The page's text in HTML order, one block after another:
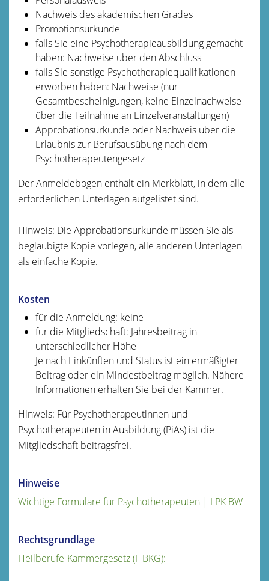
Nachweis des akademischen Grades
Promotionsurkunde
falls Sie eine Psychotherapieausbildung gemacht
haben: Nachweise über den Abschluss
falls Sie sonstige Psychotherapiequalifikationen
erworben haben: Nachweise (nur
Gesamtbescheinigungen, keine Einzelnachweise
über die Teilnahme an Einzelveranstaltungen)
Approbationsurkunde oder Nachweis über die
Erlaubnis zur Berufsausübung nach dem
Psychotherapeutengesetz
Der Anmeldebogen enthält ein Merkblatt, in dem alle
erforderlichen Unterlagen aufgelistet sind.
Hinweis: Die Approbationsurkunde müssen Sie als
beglaubigte Kopie vorlegen, alle anderen Unterlagen
als einfache Kopie.
Kosten
für die Anmeldung: keine
für die Mitgliedschaft: Jahresbeitrag in
unterschiedlicher Höhe
Je nach Einkünften und Status ist ein ermäßigter
Beitrag oder ein Mindestbeitrag möglich. Nähere
Informationen erhalten Sie bei der Kammer.
Hinweis: Für Psychotherapeutinnen und
Psychotherapeuten in Ausbildung (PiAs) ist die
Mitgliedschaft beitragsfrei.
Hinweise
Wichtige Formulare für Psychotherapeuten | LPK BW
Rechtsgrundlage
Heilberufe-Kammergesetz (HBKG):